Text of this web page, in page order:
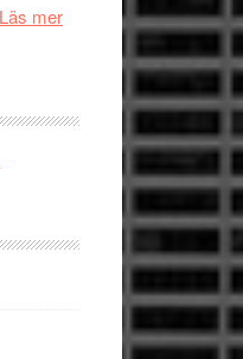
skådespelare
Läs merom
Brand
kan